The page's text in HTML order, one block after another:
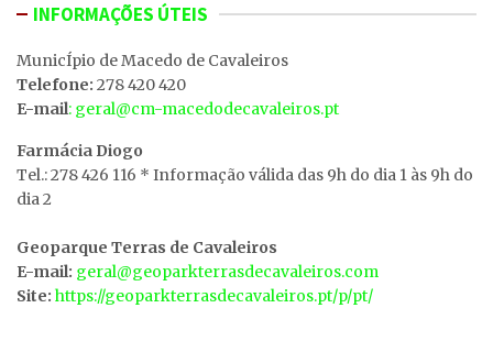
INFORMAÇÕES ÚTEIS
MunicÍpio de Macedo de Cavaleiros
Telefone: 278 420 420
E-mail: geral@cm-macedodecavaleiros.pt
Farmácia Diogo
Tel.: 278 426 116 * Informação válida das 9h do dia 1 às 9h do
dia 2
Geoparque Terras de Cavaleiros
E-mail: geral@geoparkterrasdecavaleiros.com
Site: https://geoparkterrasdecavaleiros.pt/p/pt/